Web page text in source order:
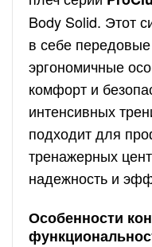
Body Solid. Этот
в себе
эргономичные
комфорт и
интенсивных
подходит для
тренажерных
надежность и
Особенности